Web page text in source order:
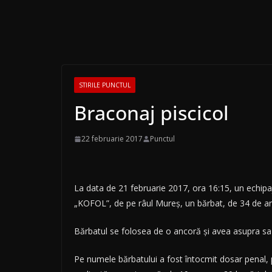
STIRILE PUNCTUL
Braconaj piscicol
22 februarie 2017 Punctul
La data de 21 februarie 2017, ora 16:15, un
„KOFOL”, de pe râul Mureş, un bărbat, de 34 de
Bărbatul se folosea de o ancoră şi avea asupra
Pe numele bărbatului a fost întocmit dosar